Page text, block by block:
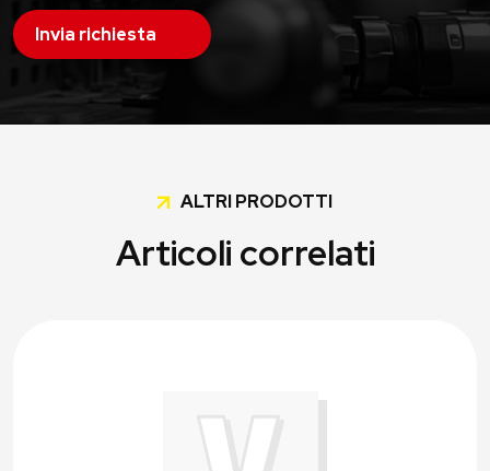
Invia richiesta
ALTRI PRODOTTI
Articoli correlati